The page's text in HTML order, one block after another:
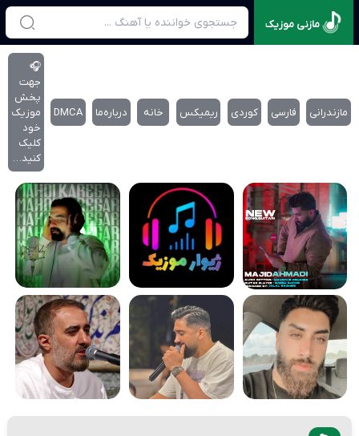
مازنی موزیک
مازندرانی فارسی کوردی ریمیکس خانه درباره‌‌ما DMCA
🎧
جهت
پخش
موزیک
خود
کلیک
کنید…